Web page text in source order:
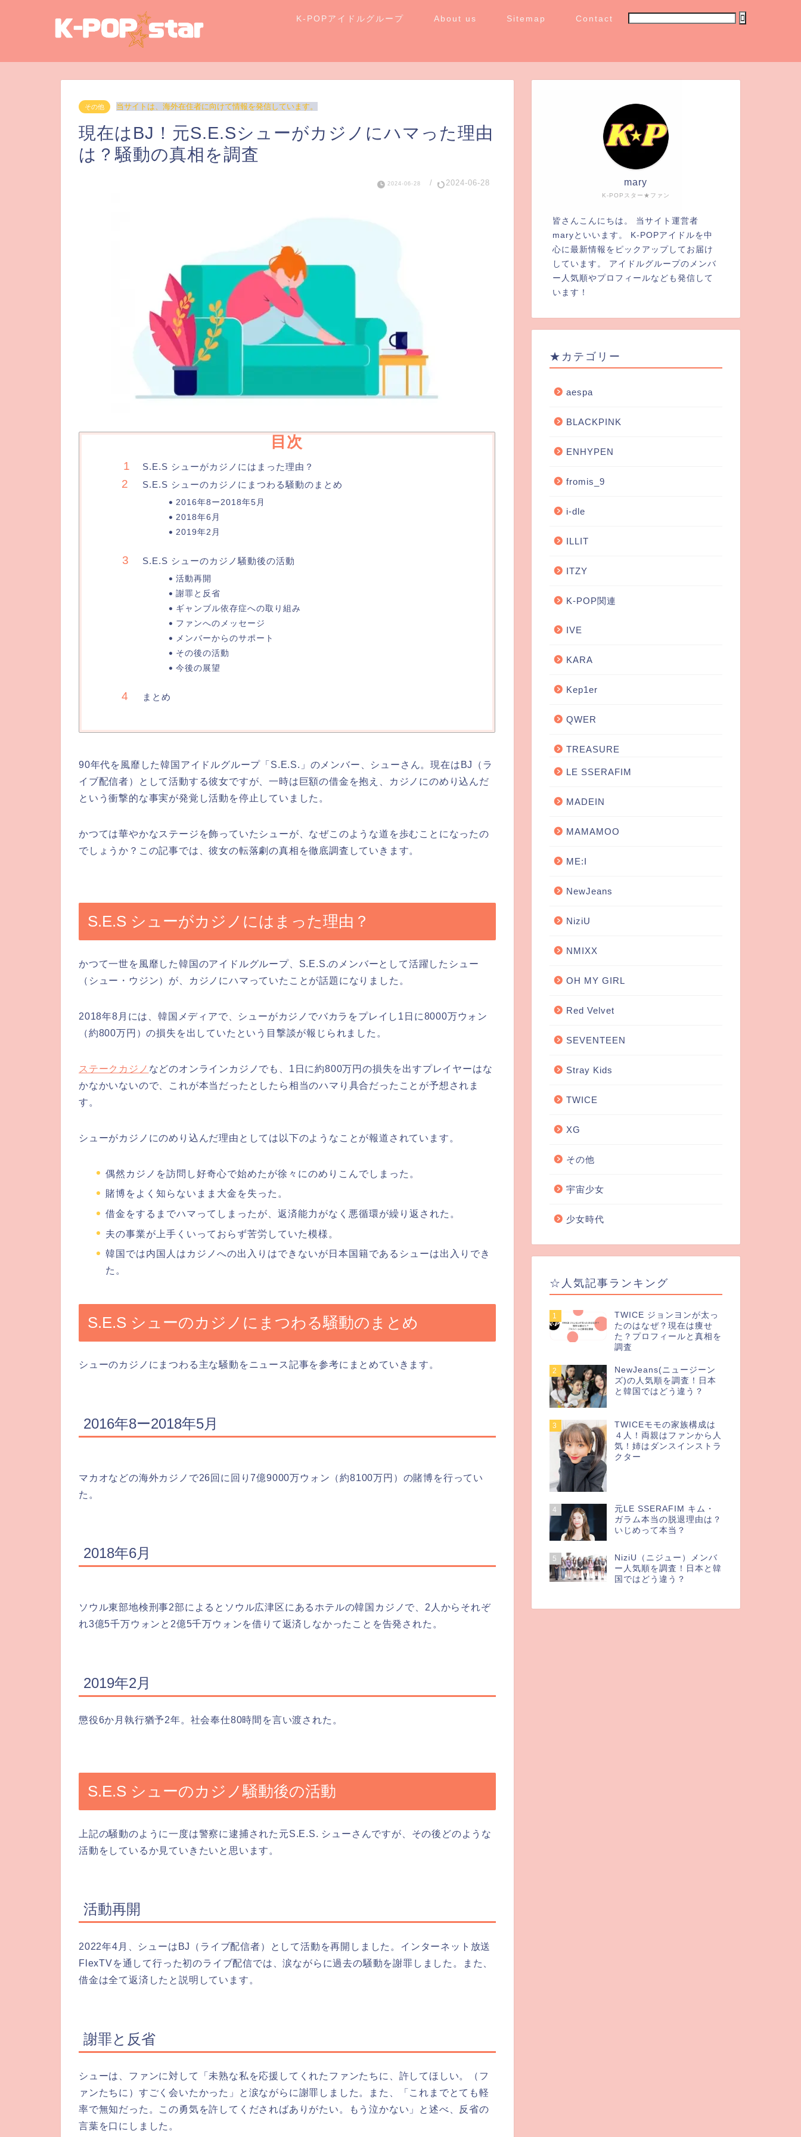
K-POPアイドルグループ About us Sitemap Contact
その他 当サイトは、海外在住者に向けて情報を発信しています。
現在はBJ！元S.E.Sシューがカジノにハマった理由
は？騒動の真相を調査
2024-06-28 / 2024-06-28
目次
S.E.S シューがカジノにはまった理由？
S.E.S シューのカジノにまつわる騒動のまとめ
2016年8ー2018年5月
2018年6月
2019年2月
S.E.S シューのカジノ騒動後の活動
活動再開
謝罪と反省
ギャンブル依存症への取り組み
ファンへのメッセージ
メンバーからのサポート
その後の活動
今後の展望
まとめ
90年代を風靡した韓国アイドルグループ「S.E.S.」のメンバー、シューさん。現在はBJ（ラ
イブ配信者）として活動する彼女ですが、一時は巨額の借金を抱え、カジノにのめり込んだ
という衝撃的な事実が発覚し活動を停止していました。
かつては華やかなステージを飾っていたシューが、なぜこのような道を歩むことになったの
でしょうか？この記事では、彼女の転落劇の真相を徹底調査していきます。
S.E.S シューがカジノにはまった理由？
かつて一世を風靡した韓国のアイドルグループ、S.E.S.のメンバーとして活躍したシュー
（シュー・ウジン）が、カジノにハマっていたことが話題になりました。
2018年8月には、韓国メディアで、シューがカジノでバカラをプレイし1日に8000万ウォン
（約800万円）の損失を出していたという目撃談が報じられました。
ステークカジノ などのオンラインカジノでも、1日に約800万円の損失を出すプレイヤーはな
かなかいないので、これが本当だったとしたら相当のハマり具合だったことが予想されま
す。
シューがカジノにのめり込んだ理由としては以下のようなことが報道されています。
偶然カジノを訪問し好奇心で始めたが徐々にのめりこんでしまった。
賭博をよく知らないまま大金を失った。
借金をするまでハマってしまったが、返済能力がなく悪循環が繰り返された。
夫の事業が上手くいっておらず苦労していた模様。
韓国では内国人はカジノへの出入りはできないが日本国籍であるシューは出入りでき
た。
S.E.S シューのカジノにまつわる騒動のまとめ
シューのカジノにまつわる主な騒動をニュース記事を参考にまとめていきます。
2016年8ー2018年5月
マカオなどの海外カジノで26回に回り7億9000万ウォン（約8100万円）の賭博を行ってい
た。
2018年6月
ソウル東部地検刑事2部によるとソウル広津区にあるホテルの韓国カジノで、2人からそれぞ
れ3億5千万ウォンと2億5千万ウォンを借りて返済しなかったことを告発された。
2019年2月
懲役6か月執行猶予2年。社会奉仕80時間を言い渡された。
S.E.S シューのカジノ騒動後の活動
上記の騒動のように一度は警察に逮捕された元S.E.S. シューさんですが、その後どのような
活動をしているか見ていきたいと思います。
活動再開
2022年4月、シューはBJ（ライブ配信者）として活動を再開しました。インターネット放送
FlexTVを通して行った初のライブ配信では、涙ながらに過去の騒動を謝罪しました。また、
借金は全て返済したと説明しています。
謝罪と反省
シューは、ファンに対して「未熟な私を応援してくれたファンたちに、許してほしい。（フ
ァンたちに）すごく会いたかった」と涙ながらに謝罪しました。また、「これまでとても軽
率で無知だった。この勇気を許してくださればありがたい。もう泣かない」と述べ、反省の
言葉を口にしました。
K-POPスター★ファン
mary
皆さんこんにちは。 当サイト運営者
maryといいます。 K-POPアイドルを中
心に最新情報をピックアップしてお届け
しています。 アイドルグループのメンバ
ー人気順やプロフィールなども発信して
います！
★カテゴリー
aespa
BLACKPINK
ENHYPEN
fromis_9
i-dle
ILLIT
ITZY
K-POP関連
IVE
KARA
Kep1er
QWER
TREASURE
LE SSERAFIM
MADEIN
MAMAMOO
ME:I
NewJeans
NiziU
NMIXX
OH MY GIRL
Red Velvet
SEVENTEEN
Stray Kids
TWICE
XG
その他
宇宙少女
少女時代
☆人気記事ランキング
1
TWICE ジョンヨンが太っ
たのはなぜ？現在は痩せ
た？プロフィールと真相を
調査
2
NewJeans(ニュージーン
ズ)の人気順を調査！日本
と韓国ではどう違う？
3
TWICEモモの家族構成は
４人！両親はファンから人
気！姉はダンスインストラ
クター
4
元LE SSERAFIM キム・
ガラム本当の脱退理由は？
いじめって本当？
5
NiziU（ニジュー）メンバ
ー人気順を調査！日本と韓
国ではどう違う？